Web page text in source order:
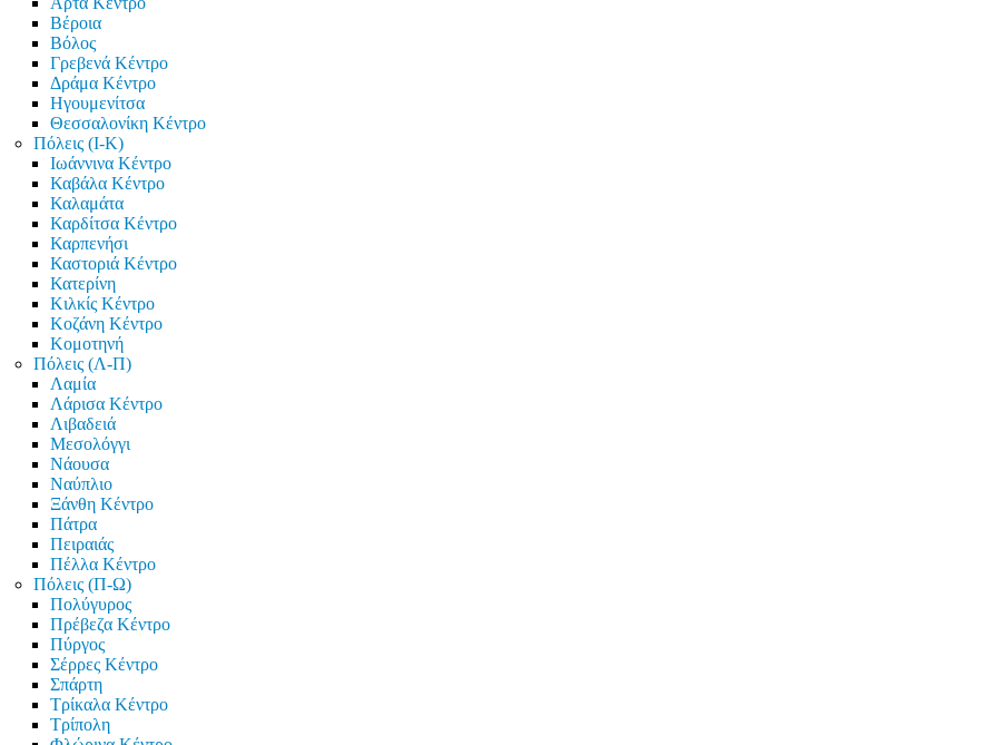
Βέροια
Βόλος
Γρεβενά Κέντρο
Δράμα Κέντρο
Ηγουμενίτσα
Θεσσαλονίκη Κέντρο
Πόλεις (Ι-Κ)
Ιωάννινα Κέντρο
Καβάλα Κέντρο
Καλαμάτα
Καρδίτσα Κέντρο
Καρπενήσι
Καστοριά Κέντρο
Κατερίνη
Κιλκίς Κέντρο
Κοζάνη Κέντρο
Κομοτηνή
Πόλεις (Λ-Π)
Λαμία
Λάρισα Κέντρο
Λιβαδειά
Μεσολόγγι
Νάουσα
Ναύπλιο
Ξάνθη Κέντρο
Πάτρα
Πειραιάς
Πέλλα Κέντρο
Πόλεις (Π-Ω)
Πολύγυρος
Πρέβεζα Κέντρο
Πύργος
Σέρρες Κέντρο
Σπάρτη
Τρίκαλα Κέντρο
Τρίπολη